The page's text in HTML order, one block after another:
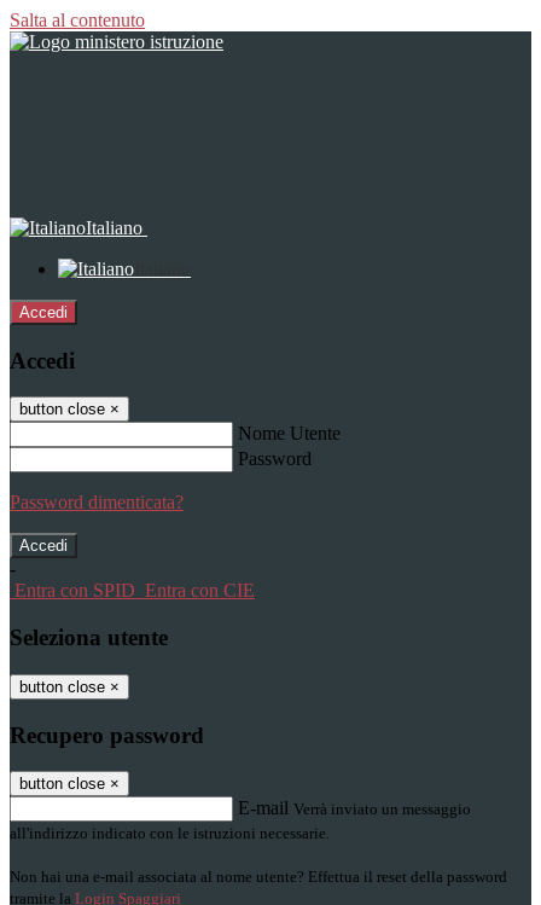
Salta al contenuto
Italiano
Accedi
Accedi
button close ×
Nome Utente
Password
Password dimenticata?
-
Entra con SPID Entra con CIE
Seleziona utente
button close ×
Recupero password
button close ×
E-mail Verrà inviato un messaggio
all'indirizzo indicato con le istruzioni necessarie.
Non hai una e-mail associata al nome utente? Effettua il reset della password
tramite la Login Spaggiari